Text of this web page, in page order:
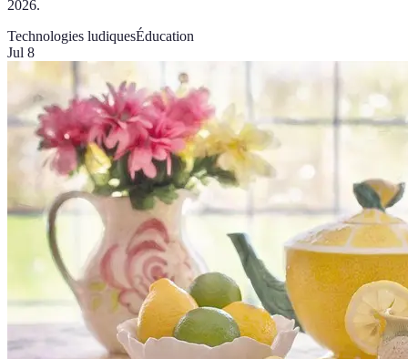
2026.
Technologies ludiquesÉducation
Jul 8